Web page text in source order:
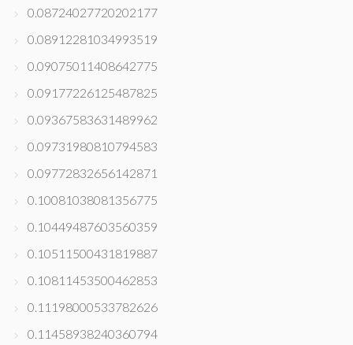
0.08724027720202177
0.08912281034993519
0.09075011408642775
0.09177226125487825
0.09367583631489962
0.09731980810794583
0.09772832656142871
0.10081038081356775
0.10449487603560359
0.10511500431819887
0.10811453500462853
0.11198000533782626
0.11458938240360794